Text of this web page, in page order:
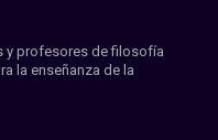
y profesores de filosofía
la enseñanza de la